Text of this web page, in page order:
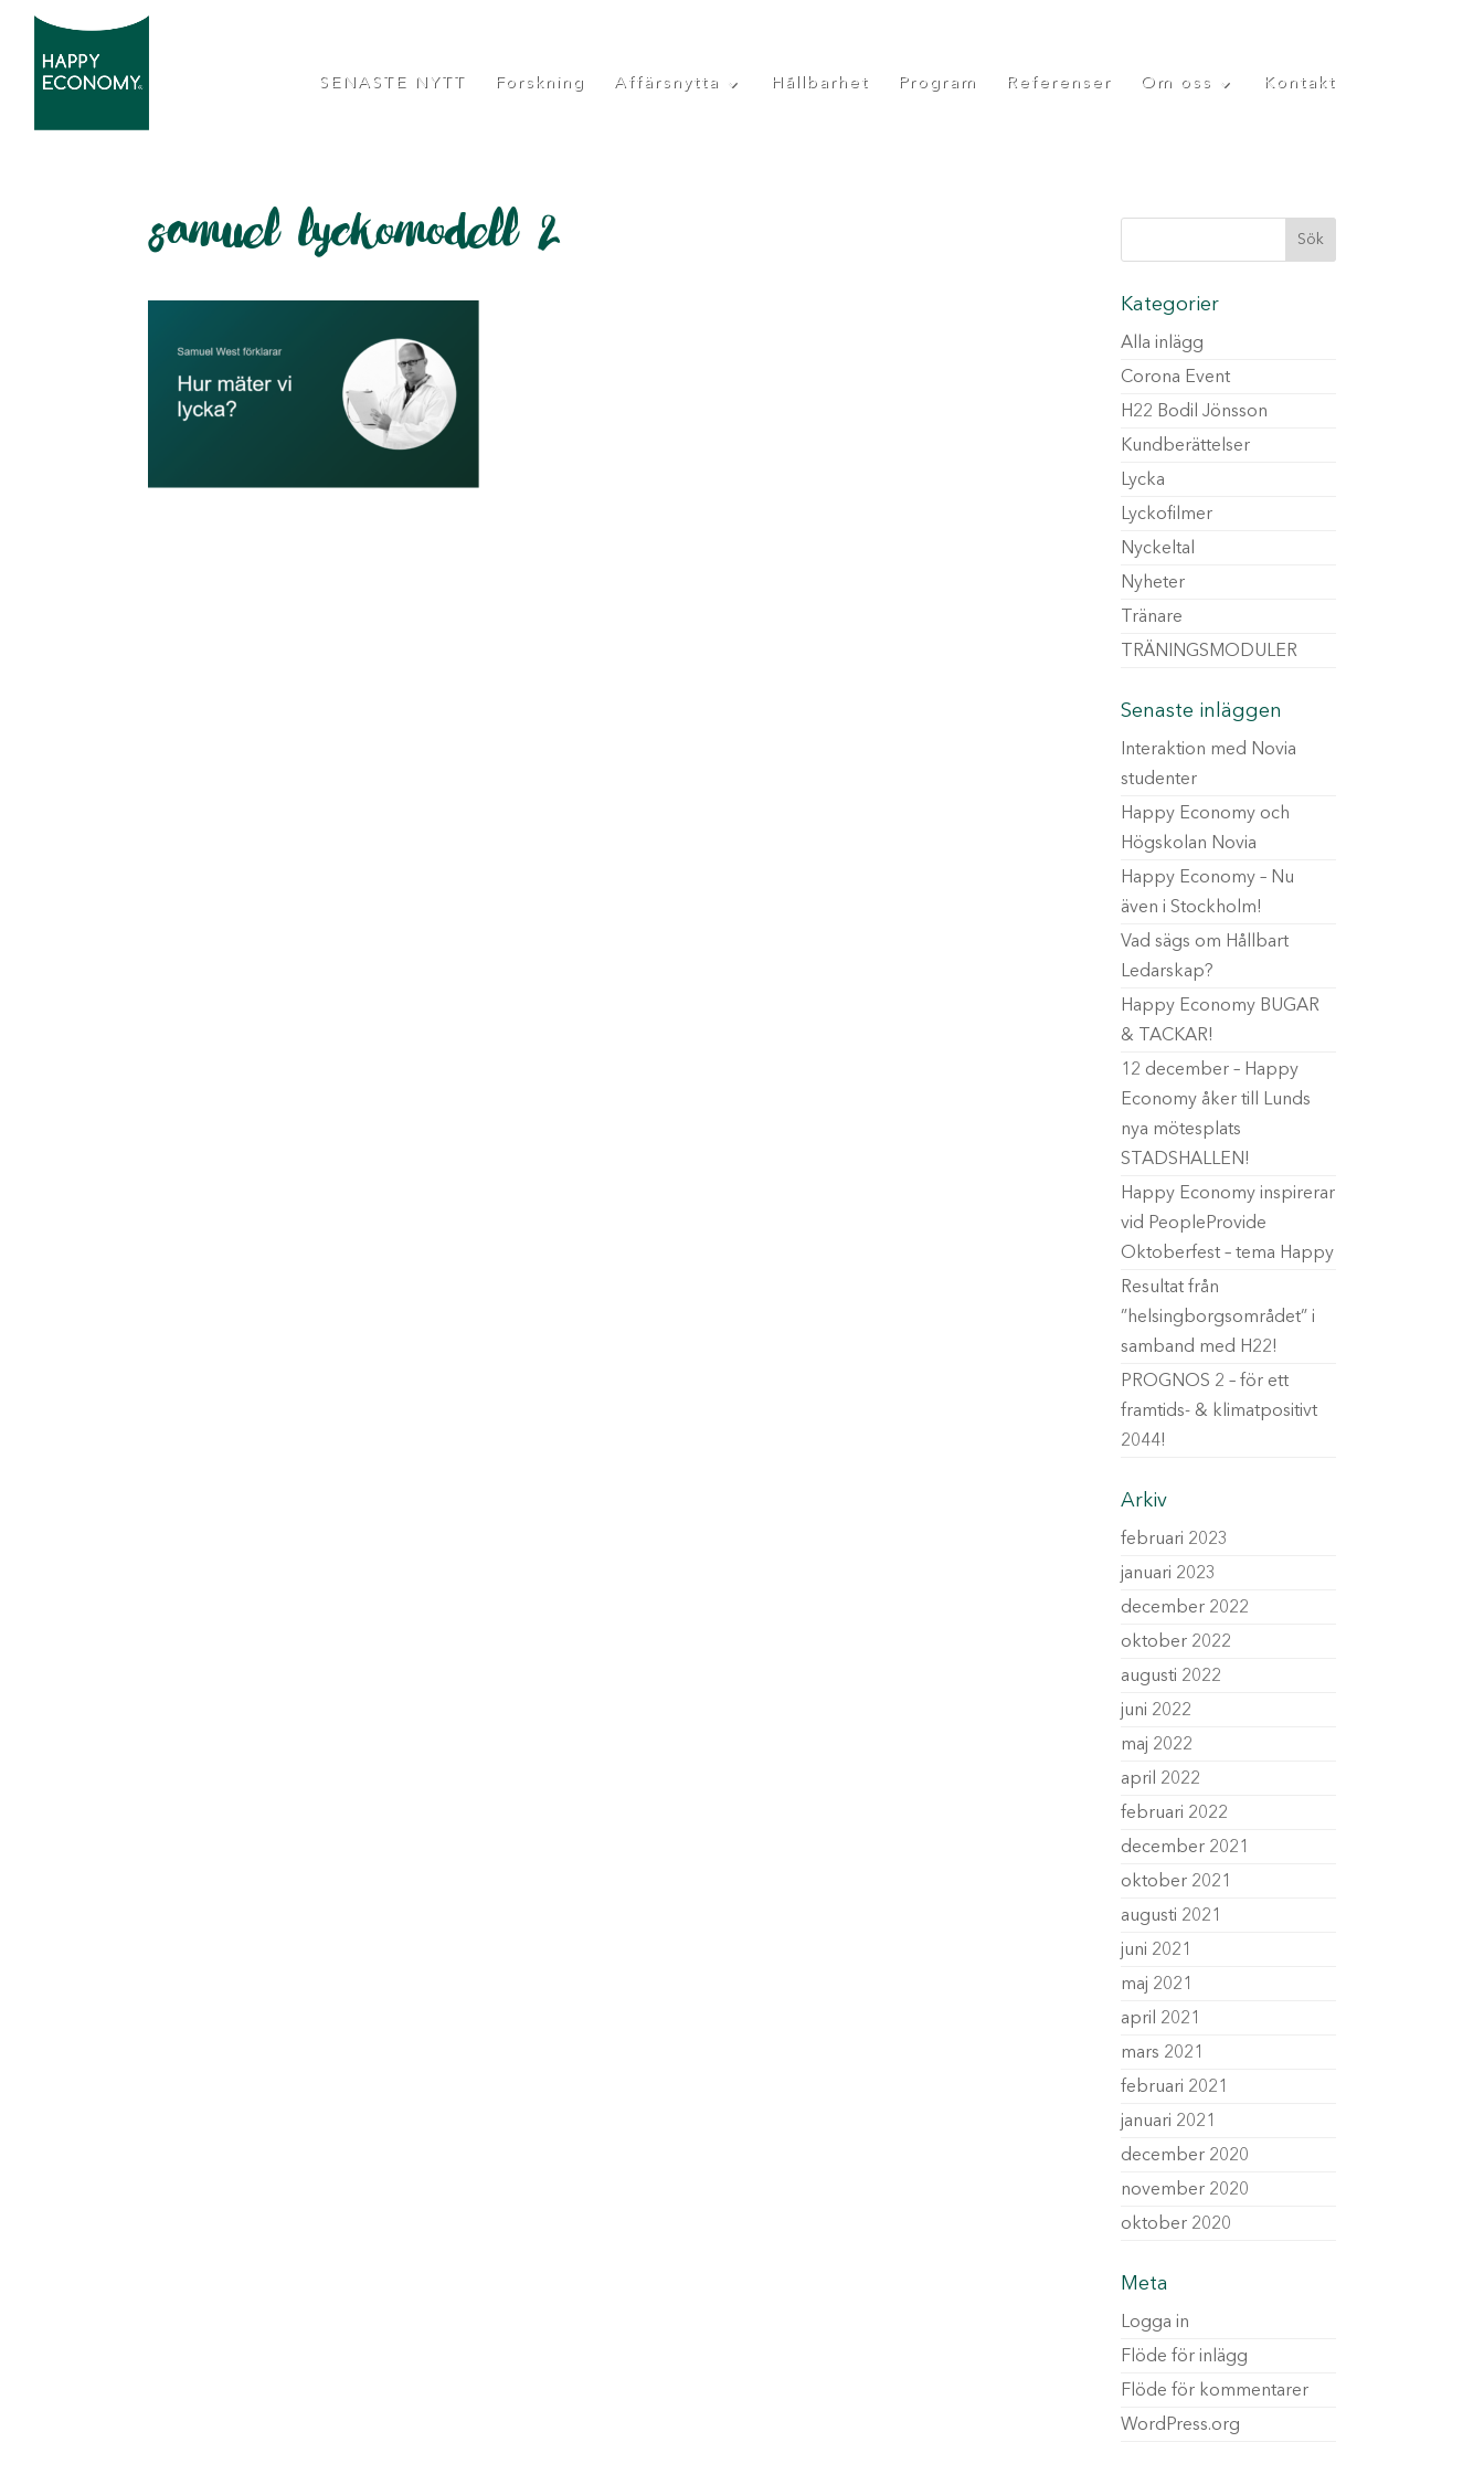
SENASTE NYTT Forskning Affärsnytta Hållbarhet Program Referenser Om oss Kontakt
samuel lyckomodell 2
Kategorier
Alla inlägg
Corona Event
H22 Bodil Jönsson
Kundberättelser
Lycka
Lyckofilmer
Nyckeltal
Nyheter
Tränare
TRÄNINGSMODULER
Senaste inläggen
Interaktion med Novia
studenter
Happy Economy och
Högskolan Novia
Happy Economy – Nu
även i Stockholm!
Vad sägs om Hållbart
Ledarskap?
Happy Economy BUGAR
& TACKAR!
12 december – Happy
Economy åker till Lunds
nya mötesplats
STADSHALLEN!
Happy Economy inspirerar
vid PeopleProvide
Oktoberfest – tema Happy
Resultat från
”helsingborgsområdet” i
samband med H22!
PROGNOS 2 – för ett
framtids- & klimatpositivt
2044!
Arkiv
februari 2023
januari 2023
december 2022
oktober 2022
augusti 2022
juni 2022
maj 2022
april 2022
februari 2022
december 2021
oktober 2021
augusti 2021
juni 2021
maj 2021
april 2021
mars 2021
februari 2021
januari 2021
december 2020
november 2020
oktober 2020
Meta
Logga in
Flöde för inlägg
Flöde för kommentarer
WordPress.org